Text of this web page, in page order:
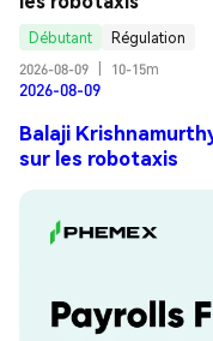
Débutant
Régulation
2026-08-09
10-15m
2026-08-09
Balaji
sur les robotaxis